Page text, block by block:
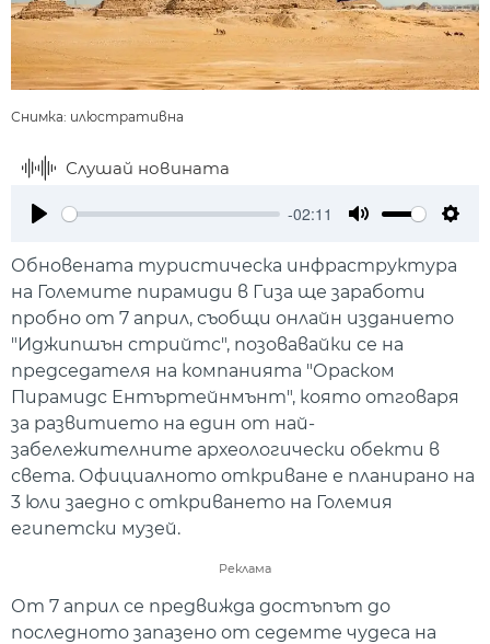
Снимка: илюстративна
Слушай новината
-02:11
Обновената туристическа инфраструктура
на Големите пирамиди в Гиза ще заработи
пробно от 7 април, съобщи онлайн изданието
"Иджипшън стрийтс", позовавайки се на
председателя на компанията "Ораском
Пирамидс Ентъртейнмънт", която отговаря
за развитието на един от най-
забележителните археологически обекти в
света. Официалното откриване е планирано на
3 юли заедно с откриването на Големия
египетски музей.
Реклама
От 7 април се предвижда достъпът до
последното запазено от седемте чудеса на